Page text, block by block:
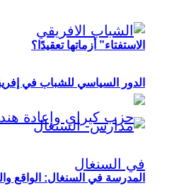
الاستفتاء” أزماتها تعقيدًا؟
الدور السياسي للشباب في
المدرسة في السنغال: الواقع